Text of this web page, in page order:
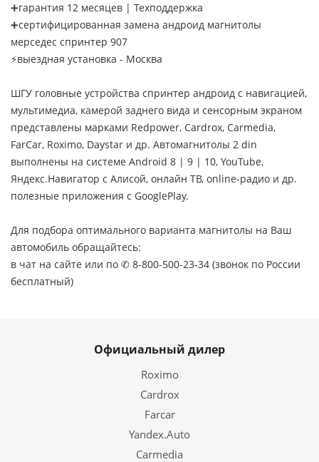
➕гарантия 12 месяцев | Техподдержка
➕сертифицированная замена андроид магнитолы
мерседес спринтер 907
⚡выездная установка - Москва
ШГУ головные устройства спринтер андроид с навигацией,
мультимедиа, камерой заднего вида и сенсорным экраном
представлены марками Redpower, Cardrox, Carmedia,
FarCar, Roximo, Daystar и др. Автомагнитолы 2 din
выполнены на системе Android 8 | 9 | 10, YouTube,
Яндекс.Навигатор с Алисой, онлайн ТВ, online-радио и др.
полезные приложения с GooglePlay.
Для подбора оптимального варианта магнитолы на Ваш
автомобиль обращайтесь:
в чат на сайте или по ✆ 8-800-500-23-34 (звонок по России
бесплатный)
Официальный дилер
Roximo
Cardrox
Farcar
Yandex.Auto
Carmedia